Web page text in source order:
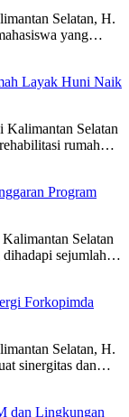
Selatan, H.
yang…
Layak Huni Naik
Selatan
rumah…
Program
Selatan
dihadapi sejumlah…
Forkopimda
Selatan, H.
sinergitas dan…
dan Lingkungan